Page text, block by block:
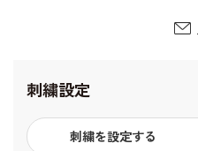
刺繍設定
刺繍を設定する